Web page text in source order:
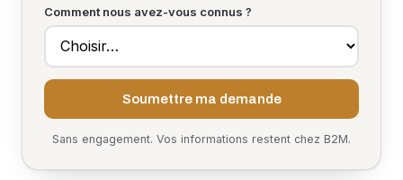
Comment nous avez-vous connus ?
Soumettre ma demande
Sans engagement. Vos informations restent chez B2M.